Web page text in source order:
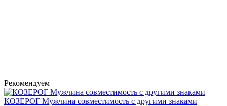
Рекомендуем
КОЗЕРОГ Мужчина совместимость с другими знаками